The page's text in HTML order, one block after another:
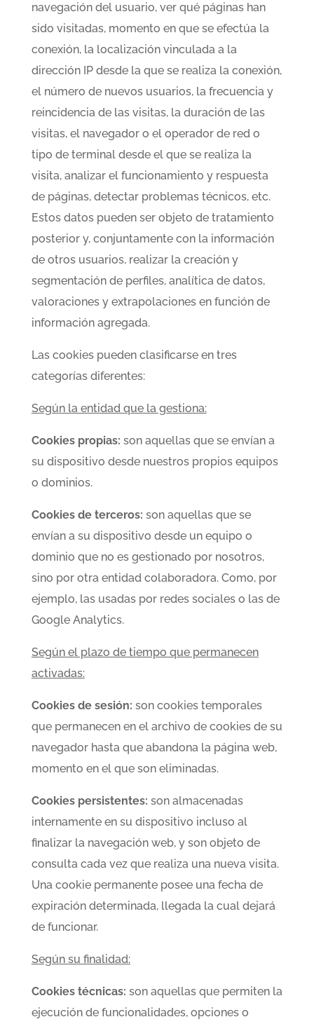
navegación del usuario, ver qué páginas han
sido visitadas, momento en que se efectúa la
conexión, la localización vinculada a la
dirección IP desde la que se realiza la conexión,
el número de nuevos usuarios, la frecuencia y
reincidencia de las visitas, la duración de las
visitas, el navegador o el operador de red o
tipo de terminal desde el que se realiza la
visita, analizar el funcionamiento y respuesta
de páginas, detectar problemas técnicos, etc.
Estos datos pueden ser objeto de tratamiento
posterior y, conjuntamente con la información
de otros usuarios, realizar la creación y
segmentación de perfiles, analítica de datos,
valoraciones y extrapolaciones en función de
información agregada.
Las cookies pueden clasificarse en tres
categorías diferentes:
Según la entidad que la gestiona:
Cookies propias: son aquellas que se envían a
su dispositivo desde nuestros propios equipos
o dominios.
Cookies de terceros: son aquellas que se
envían a su dispositivo desde un equipo o
dominio que no es gestionado por nosotros,
sino por otra entidad colaboradora. Como, por
ejemplo, las usadas por redes sociales o las de
Google Analytics.
Según el plazo de tiempo que permanecen
activadas:
Cookies de sesión: son cookies temporales
que permanecen en el archivo de cookies de su
navegador hasta que abandona la página web,
momento en el que son eliminadas.
Cookies persistentes: son almacenadas
internamente en su dispositivo incluso al
finalizar la navegación web, y son objeto de
consulta cada vez que realiza una nueva visita.
Una cookie permanente posee una fecha de
expiración determinada, llegada la cual dejará
de funcionar.
Según su finalidad:
Cookies técnicas: son aquellas que permiten la
ejecución de funcionalidades, opciones o